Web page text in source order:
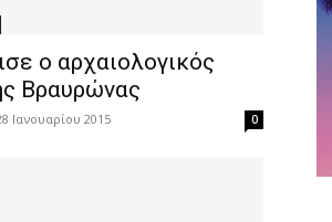
ο αρχαιολογικός
Βραυρώνας
Ιανουαρίου 2015 0